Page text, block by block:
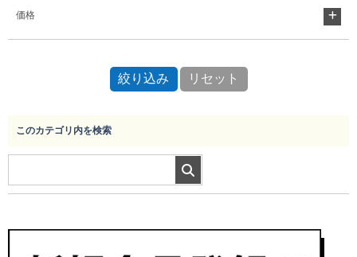
価格
このカテゴリ内を検索